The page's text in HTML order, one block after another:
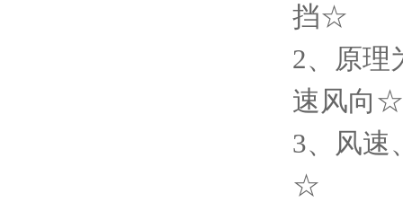
挡☆
2、原理
速风向☆
3、风速
☆